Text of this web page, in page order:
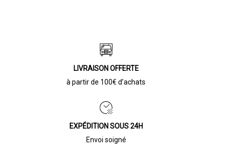
LIVRAISON OFFERTE
à partir de 100€ d’achats
EXPÉDITION SOUS 24H
Envoi soigné